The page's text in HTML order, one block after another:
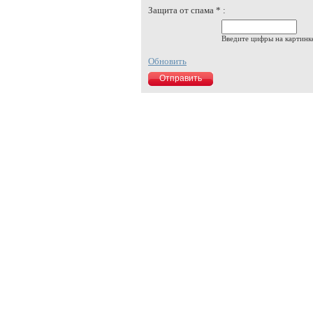
Защита от спама * :
Введите цифры на
Обновить